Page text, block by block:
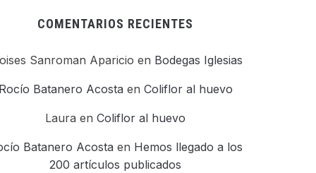
COMENTARIOS RECIENTES
Sanroman Aparicio en Bodegas Iglesias
Batanero Acosta en Coliflor al huevo
Laura en Coliflor al huevo
Batanero Acosta en Hemos llegado a los
200 artículos publicados